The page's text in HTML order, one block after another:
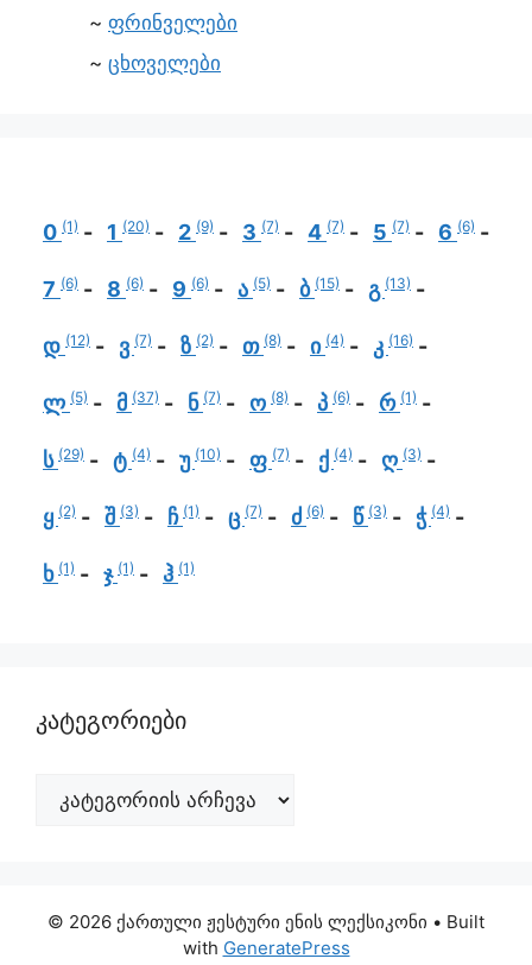
ფრინველები
ცხოველები
0 (1) 1 (20) 2 (9) 3 (7) 4 (7) 5 (7) 6 (6)
7 (6) 8 (6) 9 (6) ა (5) ბ (15) გ (13)
დ (12) ვ (7) ზ (2) თ (8) ი (4) კ (16)
ლ (5) მ (37) ნ (7) ო (8) პ (6) რ (1)
ს (29) ტ (4) უ (10) ფ (7) ქ (4) ღ (3)
ყ (2) შ (3) ჩ (1) ც (7) ძ (6) წ (3) ჭ (4)
ხ (1) ჯ (1) ჰ (1)
კატეგორიები
© 2026 ქართული ჟესტური ენის ლექსიკონი • Built
with GeneratePress